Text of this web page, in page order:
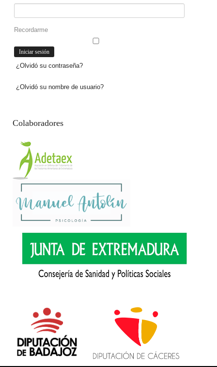
Recordarme
¿Olvidó su contraseña?
¿Olvidó su nombre de usuario?
Colaboradores